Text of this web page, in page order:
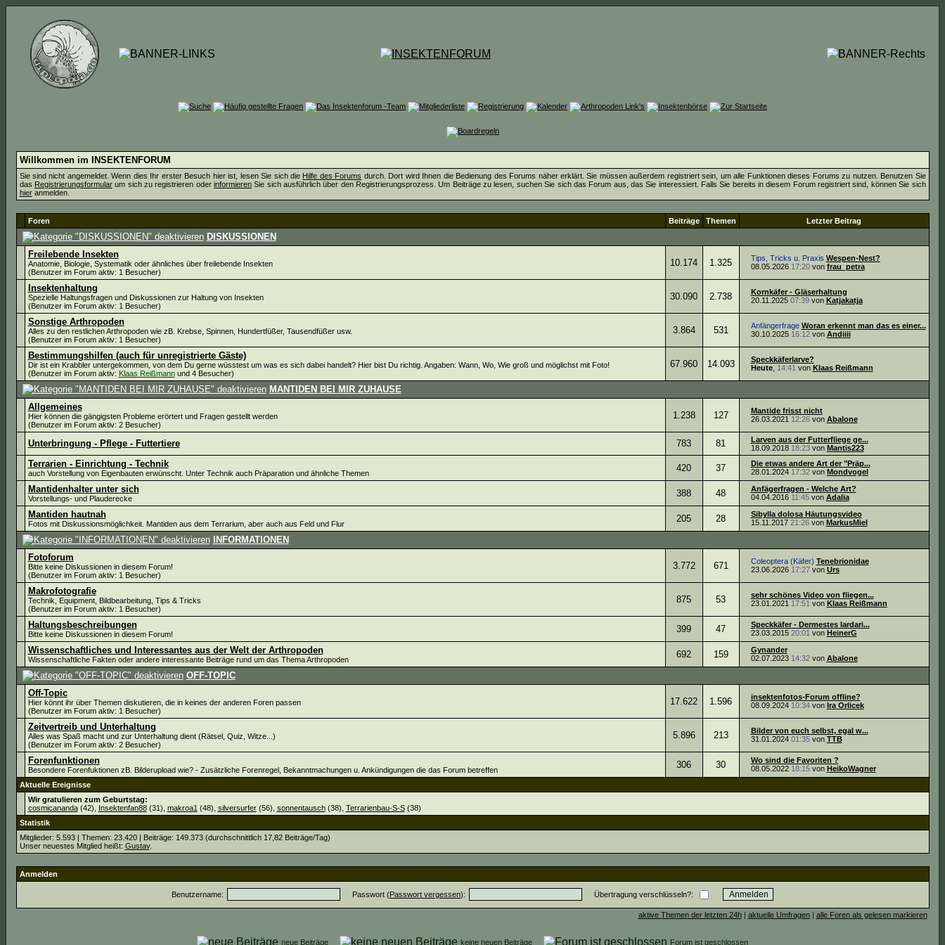
Willkommen im INSEKTENFORUM
Sie sind nicht angemeldet. Wenn dies Ihr erster Besuch hier ist, lesen Sie sich die Hilfe des Forums durch. Dort wird Ihnen die Bedienung des Forums näher erklärt. Sie müssen außerdem registriert sein, um alle Funktionen dieses Forums zu nutzen. Benutzen Sie
das Registrierungsformularum sich zu registrieren oder informierenSie sich ausführlich über den Registrierungsprozess. Um Beiträge zu lesen, suchen Sie sich das Forum aus, das Sie interessiert. Falls Sie bereits in diesem Forum registriert sind, können Sie sich
hieranmelden.
Foren Beiträge Themen Letzter Beitrag
DISKUSSIONEN
Freilebende Insekten
Anatomie, Biologie, Systematik oder ähnliches über freilebende Insekten
(Benutzer im Forum aktiv: 1 Besucher)
10.174 1.325 Tips, Tricks u. Praxis Wespen-Nest?
08.05.2026 17:20von frau_petra
Insektenhaltung
Spezielle Haltungsfragen und Diskussionen zur Haltung von Insekten
(Benutzer im Forum aktiv: 1 Besucher)
30.090 2.738
Kornkäfer - Gläserhaltung
20.11.2025 07:39von Katjakatja
Sonstige Arthropoden
Alles zu den restlichen Arthropoden wie zB. Krebse, Spinnen, Hundertfüßer, Tausendfüßer usw.
(Benutzer im Forum aktiv: 1 Besucher)
3.864 531 Anfängerfrage Woran erkennt man das es einer...
30.10.2025 16:12von Andiiii
Bestimmungshilfen (auch für unregistrierte Gäste)
Dir ist ein Krabbler untergekommen, von dem Du gerne wüsstest um was es sich dabei handelt? Hier bist Du richtig. Angaben: Wann, Wo, Wie groß und möglichst mit Foto!
(Benutzer im Forum aktiv: Klaas Reißmannund 4 Besucher)
67.960 14.093
Speckkäferlarve?
Heute, 14:41 von Klaas Reißmann
MANTIDEN BEI MIR ZUHAUSE
Allgemeines
Hier können die gängigsten Probleme erörtert und Fragen gestellt werden
(Benutzer im Forum aktiv: 2 Besucher)
1.238 127
Mantide frisst nicht
26.03.2021 12:26von Abalone
Unterbringung - Pflege - Futtertiere 783 81
Larven aus der Futterfliege ge...
18.09.2018 18:23von Mantis223
Terrarien - Einrichtung - Technik
auch Vorstellung von Eigenbauten erwünscht. Unter Technik auch Präparation und ähnliche Themen 420 37
Die etwas andere Art der "Präp...
28.01.2024 17:32von Mondvogel
Mantidenhalter unter sich
Vorstellungs- und Plauderecke 388 48
Anfägerfragen - Welche Art?
04.04.2016 11:45von Adalia
Mantiden hautnah
Fotos mit Diskussionsmöglichkeit. Mantiden aus dem Terrarium, aber auch aus Feld und Flur 205 28
Sibylla dolosa Häutungsvideo
15.11.2017 21:26von MarkusMiel
INFORMATIONEN
Fotoforum
Bitte keine Diskussionen in diesem Forum!
(Benutzer im Forum aktiv: 1 Besucher)
3.772 671 Coleoptera (Käfer) Tenebrionidae
23.06.2026 17:27von Urs
Makrofotografie
Technik, Equipment, Bildbearbeitung, Tips & Tricks
(Benutzer im Forum aktiv: 1 Besucher)
875 53
sehr schönes Video von fliegen...
23.01.2021 17:51 von Klaas Reißmann
Haltungsbeschreibungen
Bitte keine Diskussionen in diesem Forum! 399 47
Speckkäfer - Dermestes lardari...
23.03.2015 20:01 von HeinerG
Wissenschaftliches und Interessantes aus der Welt der Arthropoden
Wissenschaftliche Fakten oder andere interessante Beiträge rund um das Thema Arthropoden 692 159
Gynander
02.07.2023 14:32von Abalone
OFF-TOPIC
Off-Topic
Hier könnt ihr über Themen diskutieren, die in keines der anderen Foren passen
(Benutzer im Forum aktiv: 1 Besucher)
17.622 1.596
insektenfotos-Forum offline?
08.09.2024 10:34von Ira Orlicek
Zeitvertreib und Unterhaltung
Alles was Spaß macht und zur Unterhaltung dient (Rätsel, Quiz, Witze...)
(Benutzer im Forum aktiv: 2 Besucher)
5.896 213
Bilder von euch selbst, egal w...
31.01.2024 01:35von TTB
Forenfunktionen
Besondere Forenfuktionen zB. Bilderupload wie? - Zusätzliche Forenregel, Bekanntmachungen u. Ankündigungen die das Forum betreffen 306 30
Wo sind die Favoriten ?
08.05.2022 18:15von HeikoWagner
Aktuelle Ereignisse
Wir gratulieren zum Geburtstag:
cosmicananda(42), Insektenfan88(31), makroa1 (48), silversurfer(56), sonnentausch(38), Terrarienbau-S-S(38)
Statistik
Mitglieder: 5.593 | Themen: 23.420 | Beiträge: 149.373 (durchschnittlich 17,82 Beiträge/Tag)
Unser neuestes Mitglied heißt: Gustav.
Anmelden
Benutzername: Passwort (Passwort vergessen): Übertragung verschlüsseln?:
aktive Themen der letzten 24h| aktuelle Umfragen| alle Foren als gelesen markieren
neue Beiträge keine neuen Beiträge Forum ist geschlossen